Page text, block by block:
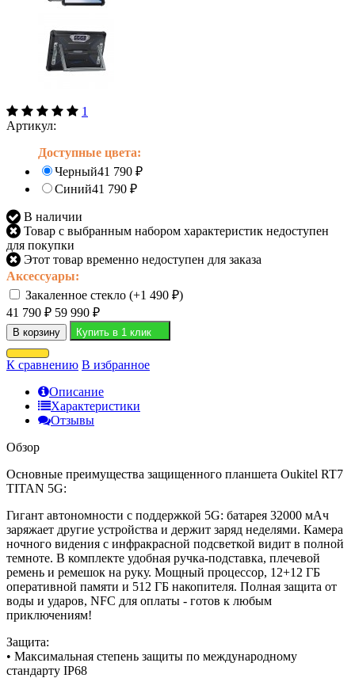
1
Артикул:
Доступные цвета:
Черный41 790 ₽
Синий41 790 ₽
В наличии
Товар с выбранным набором характеристик недоступен
для покупки
Этот товар временно недоступен для заказа
Аксессуары:
Закаленное стекло (+1 490 ₽)
41 790 ₽ 59 990 ₽
В корзину Купить в 1 клик
К сравнению В избранное
Описание
Характеристики
Отзывы
Обзор
Основные преимущества защищенного планшета Oukitel RT7
TITAN 5G:
Гигант автономности с поддержкой 5G: батарея 32000 мАч
заряжает другие устройства и держит заряд неделями. Камера
ночного видения с инфракрасной подсветкой видит в полной
темноте. В комплекте удобная ручка-подставка, плечевой
ремень и ремешок на руку. Мощный процессор, 12+12 ГБ
оперативной памяти и 512 ГБ накопителя. Полная защита от
воды и ударов, NFC для оплаты - готов к любым
приключениям!
Защита:
• Максимальная степень защиты по международному
стандарту IP68